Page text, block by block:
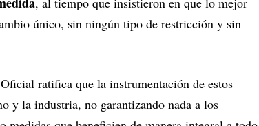
único, sin ningún tipo de restricción y sin
ratifica que la instrumentación de estos
y la industria, no garantizando nada a los